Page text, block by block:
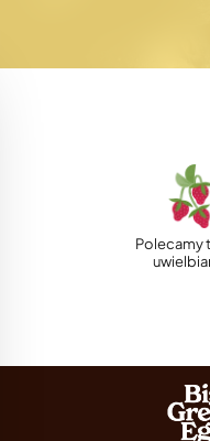
Polecamy